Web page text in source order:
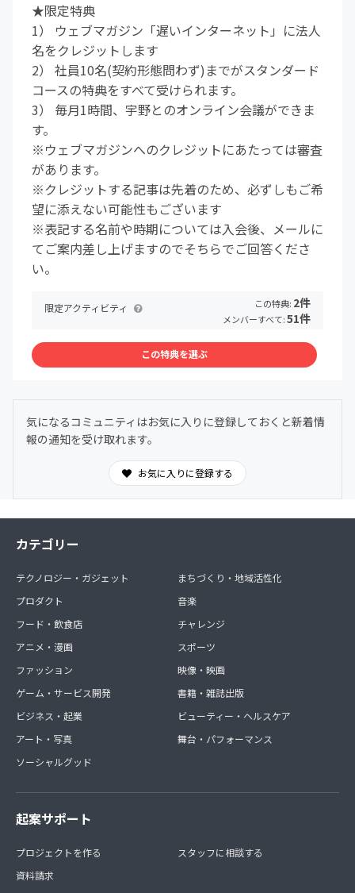
★限定特典
1） ウェブマガジン「遅いインターネット」に法人
名をクレジットします
2） 社員10名(契約形態問わず)までがスタンダード
コースの特典をすべて受けられます。
3） 毎月1時間、宇野とのオンライン会議ができま
す。
※ウェブマガジンへのクレジットにあたっては審査
があります。
※クレジットする記事は先着のため、必ずしもご希
望に添えない可能性もございます
※表記する名前や時期については入会後、メールに
てご案内差し上げますのでそちらでご回答くださ
い。
限定アクティビティ この特典: 2件
メンバーすべて:51件
この特典を選ぶ
気になるコミュニティはお気に入りに登録しておくと新着情
報の通知を受け取れます。
お気に入りに登録する
カテゴリー
テクノロジー・ガジェット
プロダクト
フード・飲食店
アニメ・漫画
ファッション
ゲーム・サービス開発
ビジネス・起業
アート・写真
ソーシャルグッド
まちづくり・地域活性化
音楽
チャレンジ
スポーツ
映像・映画
書籍・雑誌出版
ビューティー・ヘルスケア
舞台・パフォーマンス
起案サポート
プロジェクトを作る
資料請求
スタッフに相談する